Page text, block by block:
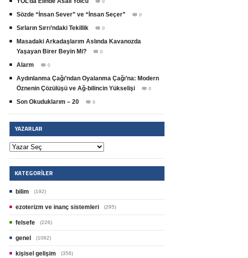
 0
Sözde “İnsan Sever” ve “İnsan Seçer”  0
Sırların Sırrı’ndaki Tekillik  0
Masadaki Arkadaşlarım Aslında Kavanozda
Yaşayan Birer Beyin Mi?
 0
Alarm  0
Aydınlanma Çağı’ndan Oyalanma Çağı’na: Modern
Öznenin Çözülüşü ve Ağ-bilincin Yükselişi
 0
Son Okuduklarım – 20  0
YAZARLAR
KATEGORILER
bilim (192)
ezoterizm ve inanç sistemleri (295)
felsefe (226)
genel (1082)
kişisel gelişim (356)